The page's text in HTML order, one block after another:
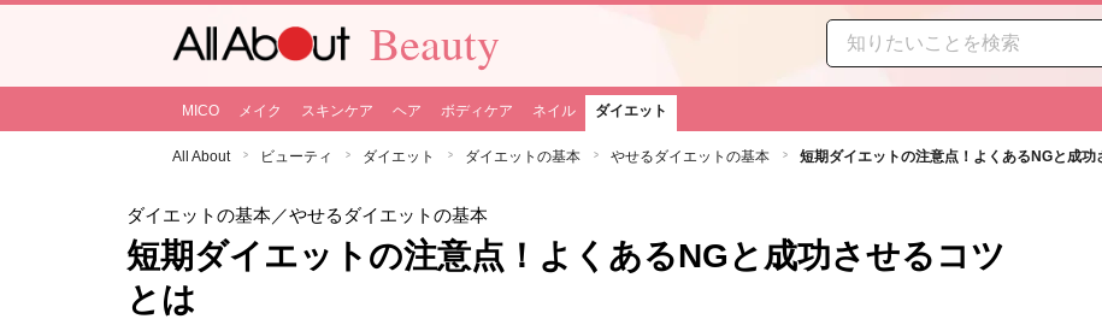
Beauty
MICO メイク スキンケア ヘア ボディケア ネイル ダイエット
All About ビューティ ダイエット ダイエットの基本 やせるダイエットの基本 短期ダイエットの注意点！よくあるNGと成功
ダイエットの基本／やせるダイエットの基本
短期ダイエットの注意点！よくあるNGと成功させるコツ
とは